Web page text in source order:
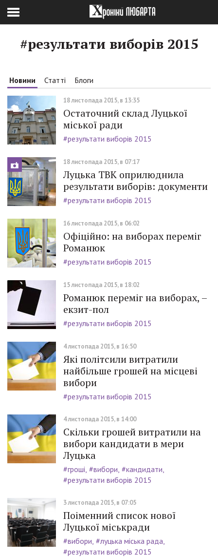
#результати виборів 2015
Новини Статті Блоги
18 листопада 2015, в 13:35
Остаточний склад Луцької
міської ради
#результати виборів 2015
18 листопада 2015, в 07:17
Луцька ТВК оприлюднила
результати виборів: документи
#результати виборів 2015
16 листопада 2015, в 06:02
Офіційно: на виборах переміг
Романюк
#результати виборів 2015
15 листопада 2015, в 18:02
Романюк переміг на виборах, –
екзит-пол
#результати виборів 2015
4 листопада 2015, в 16:50
Які політсили витратили
найбільше грошей на місцеві
вибори
#результати виборів 2015
4 листопада 2015, в 14:00
Скільки грошей витратили на
вибори кандидати в мери
Луцька
#гроші #вибори #кандидати
#результати виборів 2015
3 листопада 2015, в 07:05
Поіменний список нової
Луцької міськради
#вибори #луцька міська рада
#результати виборів 2015